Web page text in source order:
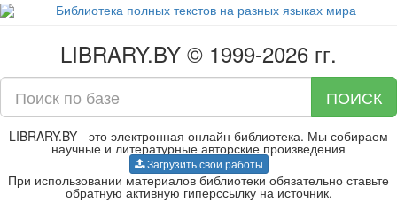
LIBRARY.BY © 1999-2026 гг.
ПОИСК
LIBRARY.BY - это электронная онлайн библиотека. Мы собираем
научные и литературные авторские произведения
Загрузить свои работы
При использовании материалов библиотеки обязательно ставьте
обратную активную гиперссылку на источник.